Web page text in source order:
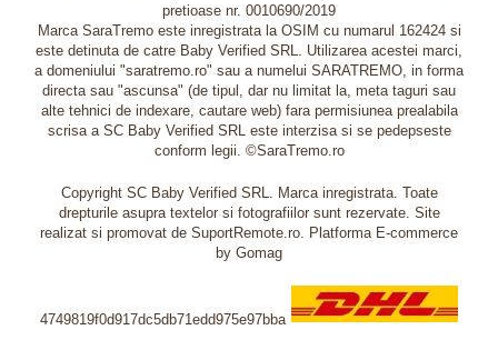
pretioase nr. 0010690/2019
Marca SaraTremo este inregistrata la OSIM cu numarul 162424 si
este detinuta de catre Baby Verified SRL. Utilizarea acestei marci,
a domeniului "saratremo.ro" sau a numelui SARATREMO, in forma
directa sau "ascunsa" (de tipul, dar nu limitat la, meta taguri sau
alte tehnici de indexare, cautare web) fara permisiunea prealabila
scrisa a SC Baby Verified SRL este interzisa si se pedepseste
conform legii. ©SaraTremo.ro
Copyright SC Baby Verified SRL. Marca inregistrata. Toate
drepturile asupra textelor si fotografiilor sunt rezervate. Site
realizat si promovat de SuportRemote.ro. Platforma E-commerce
by Gomag
4749819f0d917dc5db71edd975e97bba